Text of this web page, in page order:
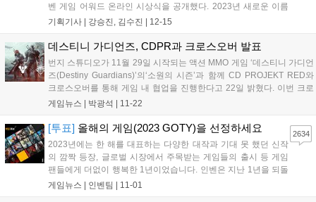
벤 게임 어워드 온라인 시상식을 공개했다. 2023년 새로운 이름
으로 재정비, 유저 투표 부문을 크게 늘린 인벤 게임 어워드는 이
고 등급 부문인 '올해의 게임...
기획기사 | 강승진, 김수진 12-15
데스티니 가디언즈, CDPR과 크로스오버 발표
번지 스튜디오가 11월 29일 시작되는 액션 MMO 게임 ‘데스티니 가디언
즈(Destiny Guardians)’의‘소원의 시즌’과 함께 CD PROJEKT RED와
크로스오버를 통해 게임 내 협업을 진행한다고 22일 밝혔다. 이번 크로
스오버로 수호자는 리비아의 게롤트에게 영감을 받은 새로운 장식으로
게임뉴스 | 박광석 11-22
[투표] 올해의 게임(2023 GOTY)을 선정하세요
2023년에는 한 해를 대표하는 다양한 대작과 기대 못 했던 신작
의 깜짝 등장, 글로벌 시장에서 주목받는 게임들의 출시 등 게임
팬들에게 더없이 행복한 1년이었습니다. 인벤은 지난 1년을 되돌
아보고 업계 전체의 창의성과 기술적 성취를 제고하고자 게임 시
게임뉴스 | 인벤팀 11-01
2634